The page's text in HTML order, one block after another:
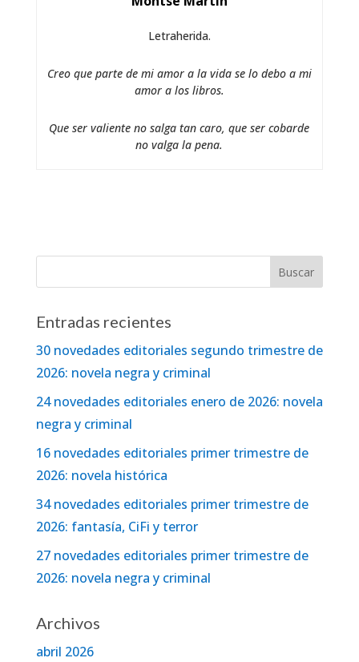
Letraherida.
Creo que parte de mi amor a la vida se lo debo a mi
amor a los libros.
Que ser valiente no salga tan caro, que ser cobarde
no valga la pena.
Entradas recientes
30 novedades editoriales segundo trimestre de
2026: novela negra y criminal
24 novedades editoriales enero de 2026: novela
negra y criminal
16 novedades editoriales primer trimestre de
2026: novela histórica
34 novedades editoriales primer trimestre de
2026: fantasía, CiFi y terror
27 novedades editoriales primer trimestre de
2026: novela negra y criminal
Archivos
abril 2026